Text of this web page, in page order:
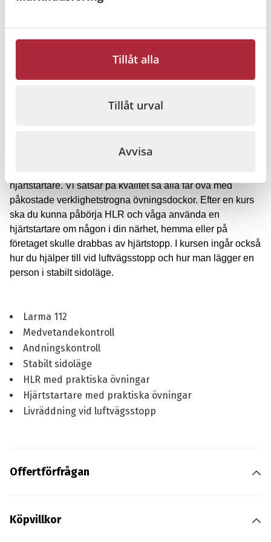
Tillåt alla
Tillåt urval
Avvisa
hjärtstartare
Klicka här för att ladda ner bruksanvisningen till Philips
FRx hjärtstartare.
vi en utbildning i hjärt- lungräddning. I denna kurs lär du
hjärtstartare. Vi satsar på kvalitet så alla får öva med
påkostade verklighetstrogna övningsdockor. Efter en kurs
ska du kunna påbörja HLR och våga använda en
hjärtstartare om någon i din närhet, hemma eller på
företaget skulle drabbas av hjärtstopp. I kursen ingår också
hur du hjälper till vid luftvägsstopp och hur man lägger en
person i stabilt sidoläge.
Larma 112
Medvetandekontroll
Andningskontroll
Stabilt sidoläge
HLR med praktiska övningar
Hjärtstartare med praktiska övningar
Livräddning vid luftvägsstopp
Offertförfrågan
Köpvillkor